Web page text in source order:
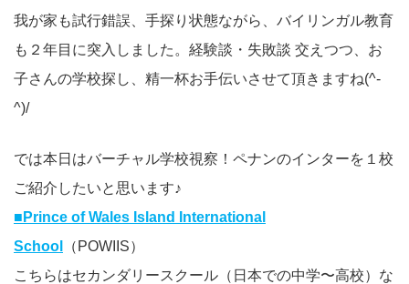
我が家も試行錯誤、手探り状態ながら、バイリンガル教育
も２年目に突入しました。経験談・失敗談 交えつつ、お
子さんの学校探し、精一杯お手伝いさせて頂きますね(^-
^)/
では本日はバーチャル学校視察！ペナンのインターを１校
ご紹介したいと思います♪
■Prince of Wales Island International
School
（POWIIS）
こちらはセカンダリースクール（日本での中学〜高校）な